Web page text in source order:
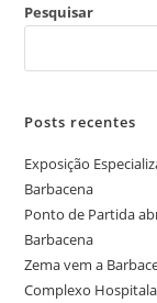
Pesquisar
Posts recentes
Exposição
Barbacena
Ponto de Partida
Barbacena
Zema vem a
Complexo